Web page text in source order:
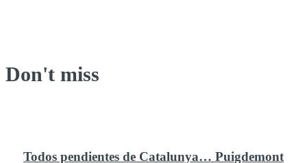
Don't miss
Todos pendientes de Catalunya… Puigdemont